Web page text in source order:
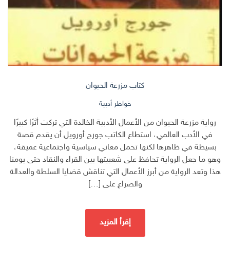
كتاب مزرعة الحيوان
خواطر أدبية
رواية مزرعة الحيوان من الأعمال الأدبية الخالدة التي تركت أثرًا كبيرًا
في الأدب العالمي، استطاع الكاتب جورج أورويل أن يقدم قصة
بسيطة في ظاهرها لكنها تحمل معاني سياسية واجتماعية عميقة،
وهو ما جعل الرواية تحافظ على شعبيتها بين القراء والنقاد حتى يومنا
هذا وتعد الرواية من أبرز الأعمال التي تناقش قضايا السلطة والعدالة
والصراع على […]
إقرأ المزيد